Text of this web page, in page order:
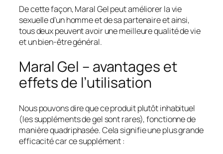
De cette façon, Maral Gel peut améliorer la vie
sexuelle d’un homme et de sa partenaire et ainsi,
tous deux peuvent avoir une meilleure qualité de vie
et un bien-être général.
Maral Gel – avantages et
effets de l’utilisation
Nous pouvons dire que ce produit plutôt inhabituel
(les suppléments de gel sont rares), fonctionne de
manière quadriphasée. Cela signifie une plus grande
efficacité car ce supplément :